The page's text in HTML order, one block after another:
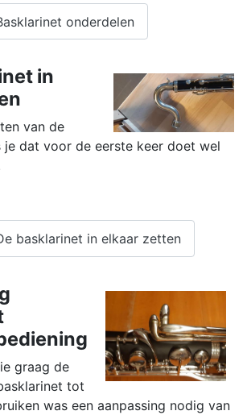
onderdelen
in
van de
je dat voor de eerste keer doet wel
basklarinet in elkaar zetten
graag de
tot
was een aanpassing nodig van